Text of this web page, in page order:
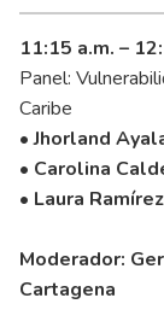
11:15 a.m. –
Panel:
Caribe
• Jhorland
• Carolina
• Laura
Moderador:
Cartagena